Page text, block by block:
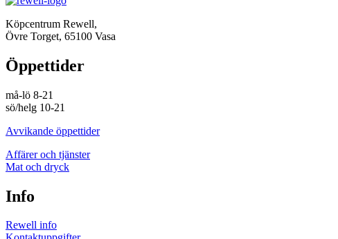
Köpcentrum Rewell,
Övre Torget, 65100 Vasa
Öppettider
må-lö 8-21
sö/helg 10-21
Avvikande öppettider
Affärer och tjänster
Mat och dryck
Info
Rewell info